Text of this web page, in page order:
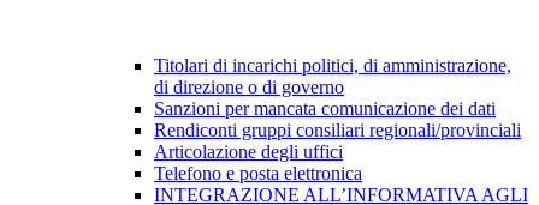
Titolari di incarichi politici, di amministrazione,
di direzione o di governo
Sanzioni per mancata comunicazione dei dati
Rendiconti gruppi consiliari regionali/provinciali
Articolazione degli uffici
Telefono e posta elettronica
INTEGRAZIONE ALL’INFORMATIVA AGLI